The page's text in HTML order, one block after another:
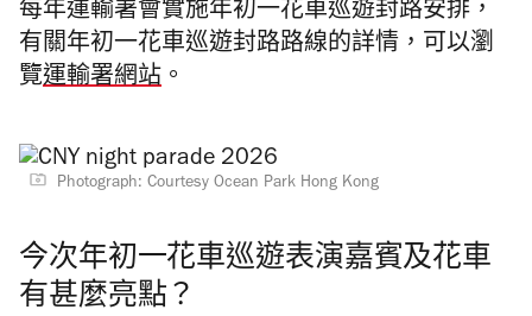
每年運輸署會實施年初一花車巡遊封路安排，
有關年初一花車巡遊封路路線的詳情，可以瀏
覽運輸署網站 。
Photograph: Courtesy Ocean Park Hong Kong
今次年初一花車巡遊表演嘉賓及花車
有甚麼亮點？